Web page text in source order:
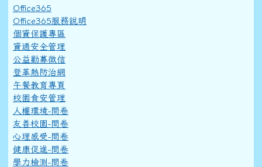
Office365
Office365服務說明
個資保護專區
資通安全管理
公益勸募徵信
登革熱防治網
午餐教育專頁
校園食安管理
人權環境-問卷
友善校園-問卷
心理感受-問卷
健康促進-問卷
學力檢測-問卷